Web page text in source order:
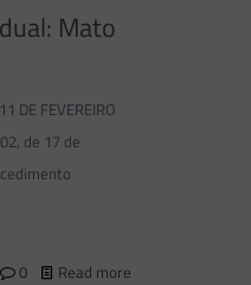
Mato
DE FEVEREIRO
de 17 de
0 Read more